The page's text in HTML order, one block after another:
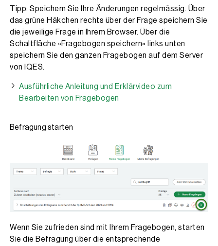
Tipp: Speichern Sie Ihre Änderungen regelmässig. Über
das grüne Häkchen rechts über der Frage speichern Sie
die jeweilige Frage in Ihrem Browser. Über die
Schaltfläche «Fragebogen speichern» links unten
speichern Sie den ganzen Fragebogen auf dem Server
von IQES.
Ausführliche Anleitung und Erklärvideo zum
Bearbeiten von Fragebogen
Befragung starten
Wenn Sie zufrieden sind mit Ihrem Fragebogen, starten
Sie die Befragung über die entsprechende